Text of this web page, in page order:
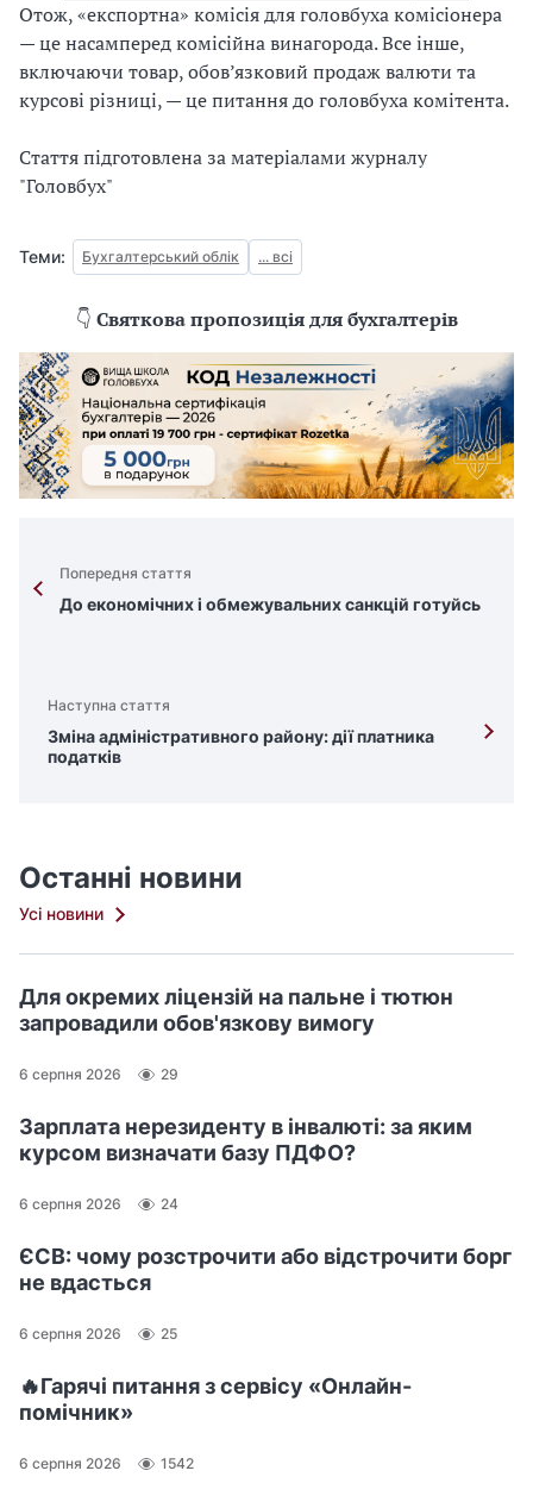
Отож, «експортна» комісія для головбуха комісіонера
— це насамперед комісійна винагорода. Все інше,
включаючи товар, обов’язковий продаж валюти та
курсові різниці, — це питання до головбуха комітента.
Стаття підготовлена за матеріалами журналу
"Головбух"
Теми: Бухгалтерський облік ... всі
👇 Святкова пропозиція для бухгалтерів
Попередня стаття
До економічних і обмежувальних санкцій готуйсь
Наступна стаття
Зміна адміністративного району: дії платника
податків
Останні новини
Усі новини
Для окремих ліцензій на пальне і тютюн
запровадили обов'язкову вимогу
6 серпня 2026 29
Зарплата нерезиденту в інвалюті: за яким
курсом визначати базу ПДФО?
6 серпня 2026 24
ЄСВ: чому розстрочити або відстрочити борг
не вдасться
6 серпня 2026 25
🔥Гарячі питання з сервісу «Онлайн-
помічник»
6 серпня 2026 1542